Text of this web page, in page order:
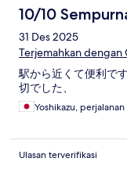
10/10
31 Des 2025
Terjemahkan dengan
駅から近くて便利で
切でした、
Yoshikazu, perjalanan
Ulasan terverifikasi